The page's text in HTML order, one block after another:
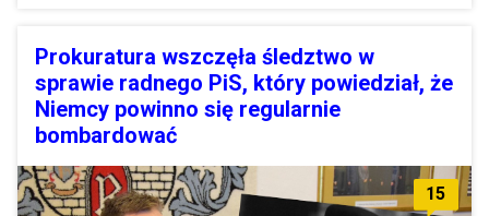
Prokuratura wszczęła śledztwo w
sprawie radnego PiS, który powiedział, że
Niemcy powinno się regularnie
bombardować
15